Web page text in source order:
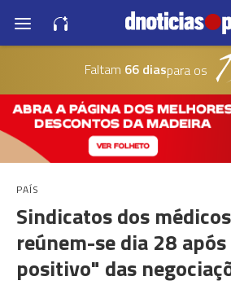
Faltam 66 diaspara os
PAÍS
Sindicatos dos
reúnem-se dia 28
positivo" das